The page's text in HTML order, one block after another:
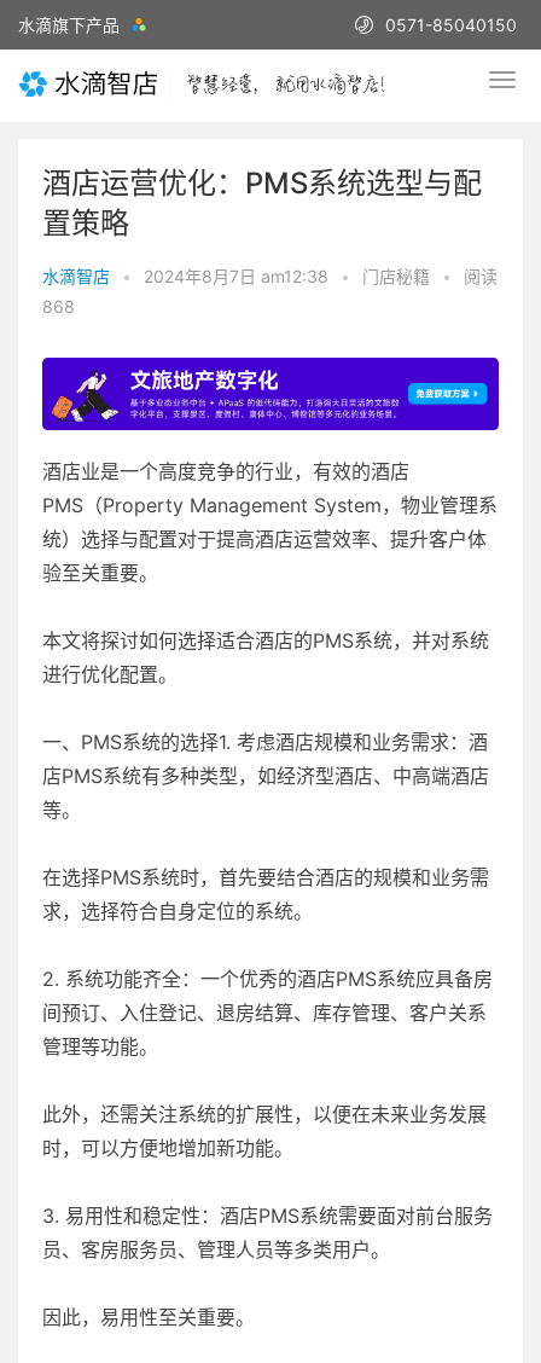
水滴旗下产品 0571-85040150
酒店运营优化：PMS系统选型与配
置策略
水滴智店 • 2024年8月7日 am12:38 • 门店秘籍 •
阅读
868
酒店业是一个高度竞争的行业，有效的酒店
PMS（Property Management System，物业管理系
统）选择与配置对于提高酒店运营效率、提升客户体
验至关重要。
本文将探讨如何选择适合酒店的PMS系统，并对系统
进行优化配置。
一、PMS系统的选择1. 考虑酒店规模和业务需求：酒
店PMS系统有多种类型，如经济型酒店、中高端酒店
等。
在选择PMS系统时，首先要结合酒店的规模和业务需
求，选择符合自身定位的系统。
2. 系统功能齐全：一个优秀的酒店PMS系统应具备房
间预订、入住登记、退房结算、库存管理、客户关系
管理等功能。
此外，还需关注系统的扩展性，以便在未来业务发展
时，可以方便地增加新功能。
3. 易用性和稳定性：酒店PMS系统需要面对前台服务
员、客房服务员、管理人员等多类用户。
因此，易用性至关重要。